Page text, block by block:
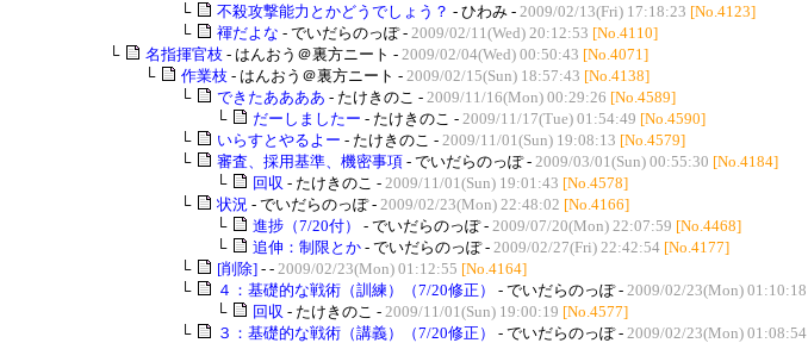
└
不殺攻撃能力とかどうでしょう？ - ひわみ - 2009/02/13(Fri) 17:18:23 [No.4123]
└
褌だよな - でいだらのっぽ - 2009/02/11(Wed) 20:12:53 [No.4110]
└
名指揮官枝 - はんおう＠裏方ニート - 2009/02/04(Wed) 00:50:43 [No.4071]
└
作業枝 - はんおう＠裏方ニート - 2009/02/15(Sun) 18:57:43 [No.4138]
└
できたああああ - たけきのこ - 2009/11/16(Mon) 00:29:26 [No.4589]
└
だーしましたー - たけきのこ - 2009/11/17(Tue) 01:54:49 [No.4590]
└
いらすとやるよー - たけきのこ - 2009/11/01(Sun) 19:08:13 [No.4579]
└
審査、採用基準、機密事項 - でいだらのっぽ - 2009/03/01(Sun) 00:55:30 [No.4184]
└
回収 - たけきのこ - 2009/11/01(Sun) 19:01:43 [No.4578]
└
状況 - でいだらのっぽ - 2009/02/23(Mon) 22:48:02 [No.4166]
└
進捗（7/20付） - でいだらのっぽ - 2009/07/20(Mon) 22:07:59 [No.4468]
└
追伸：制限とか - でいだらのっぽ - 2009/02/27(Fri) 22:42:54 [No.4177]
└
[削除] - - 2009/02/23(Mon) 01:12:55 [No.4164]
└
４：基礎的な戦術（訓練）（7/20修正） - でいだらのっぽ - 2009/02/23(Mon) 01:10:18
└
回収 - たけきのこ - 2009/11/01(Sun) 19:00:19 [No.4577]
└
３：基礎的な戦術（講義）（7/20修正） - でいだらのっぽ - 2009/02/23(Mon) 01:08:54